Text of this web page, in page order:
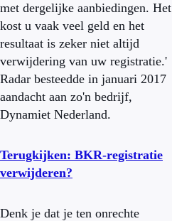
met dergelijke aanbiedingen. Het
kost u vaak veel geld en het
resultaat is zeker niet altijd
verwijdering van uw registratie.'
Radar besteedde in januari 2017
aandacht aan zo'n bedrijf,
Dynamiet Nederland.
Terugkijken: BKR-registratie
verwijderen?
Denk je dat je ten onrechte